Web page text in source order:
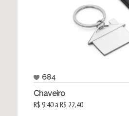
684
Chaveiro
R$ 9,40 a R$ 22,40